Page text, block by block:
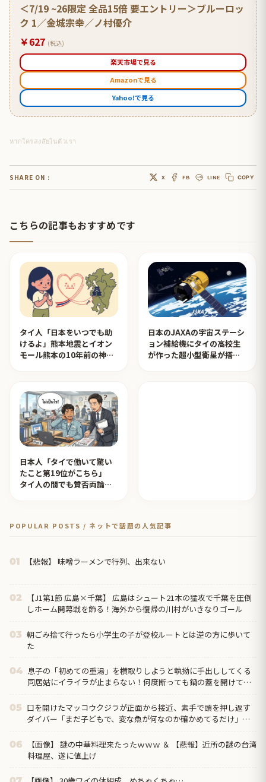
＜7/19 ~26限定 全品15倍 要エントリー＞ブルーロッ
ク 1／金城宗幸／ノ村優介
￥627 (税込)
楽天市場で見る
Amazonで見る
Yahoo!で見る
หากใครสงสัยในตัวเรา
SHARE ON : X FB LINE COPY
こちらの記事もおすすめです
タイ人「日本をいつでも助
けるよ」熊本地震とイオン
モール熊本の10年前の神対
日本のJAXAの宇宙ステーシ
ョン補給機にタイの高校生
が作った超小型衛星が搭載
日本人「タイで働いて驚い
たこと第19位がこちら」
タイ人の間でも賛否両論
POPULAR POSTS / ネットで話題の人気記事
01 【悲報】 味噌ラーメンで行列、出来ない
02
【J1第1節 広島×千葉】 広島はシュート21本の猛攻で千葉を圧倒
しホーム開幕戦を飾る！海外から復帰の川村がいきなりゴール
03 朝ごみ捨て行ったら小学生の子が登校ルートとは逆の方に歩いて
た
04 息子の「初めての重湯」を横取りしようと執拗に手出ししてくる
同居姑にイライラが止まらない！何度断っても鍋の蓋を開けてか
05 口を開けたマッコウクジラが正面から接近、素手で頭を押し返す
ダイバー「まだ子どもで、変な魚が何なのか確かめてるだけ」
06
【画像】 謎の中華料理来たったｗｗｗ ＆ 【悲報】近所の謎の台湾
料理屋、遂に値上げ